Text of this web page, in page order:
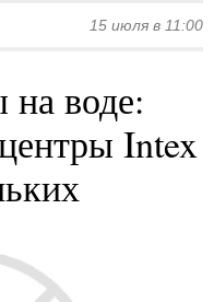
15 июля в 11:00
на воде:
Intex